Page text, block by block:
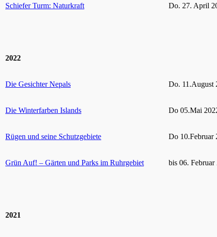
Schiefer Turm: Naturkraft Do. 27. April
2022
Die Gesichter Nepals Do. 11.August
Die Winterfarben Islands Do 05.Mai
Rügen und seine Schutzgebiete Do 10.Februar
Grün Auf! – Gärten und Parks im Ruhrgebiet bis 06. Februar
2021